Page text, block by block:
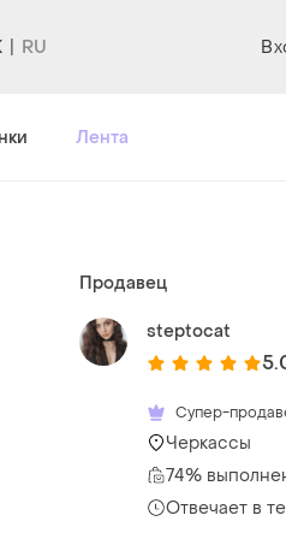
Лента
Продавец
steptocat
Супер-
Черкассы
74%
Отвечает в